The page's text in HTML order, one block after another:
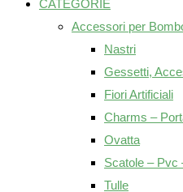
CATEGORIE
Accessori per
Nastri
Gessetti,
Fiori Artificiali
Charms –
Ovatta
Scatole – Pvc
Tulle